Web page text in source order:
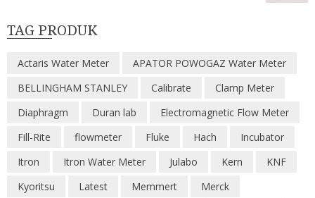
TAG PRODUK
Actaris Water Meter
APATOR POWOGAZ Water Meter
BELLINGHAM STANLEY
Calibrate
Clamp Meter
Diaphragm
Duran lab
Electromagnetic Flow Meter
Fill-Rite
flowmeter Fluke Hach
Incubator
Itron
Itron Water Meter Julabo Kern
KNF
Kyoritsu
Latest Memmert
Merck